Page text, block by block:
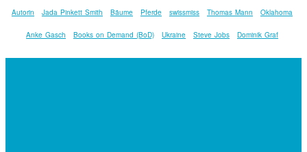
Autorin Jada Pinkett Smith Bäume Pferde swissmiss Thomas Mann Oklahoma
Anke Gasch Books on Demand (BoD) Ukraine Steve Jobs Dominik Graf